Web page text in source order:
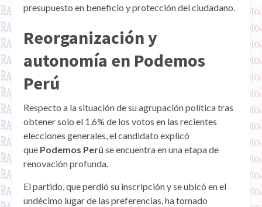
presupuesto en beneficio y protección del ciudadano.
Reorganización y
autonomía en Podemos
Perú
Respecto a la situación de su agrupación política tras
obtener solo el 1.6% de los votos en las recientes
elecciones generales, el candidato explicó
que Podemos Perú se encuentra en una etapa de
renovación profunda.
El partido, que perdió su inscripción y se ubicó en el
undécimo lugar de las preferencias, ha tomado